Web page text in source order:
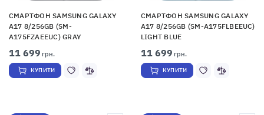
СМАРТФОН SAMSUNG GALAXY
A17 8/256GB (SM-
A175FZAEEUC) GRAY
11 699 грн.
КУПИТИ
СМАРТФОН SAMSUNG GALAXY
A17 8/256GB (SM-A175FLBEEUC)
LIGHT BLUE
11 699 грн.
КУПИТИ